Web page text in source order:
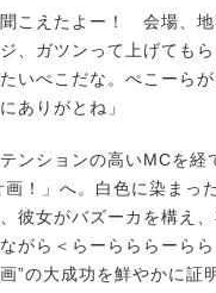
こえたよー！ 会場、
、ガツンって上げても
ぺこだな。ぺこーらが
ありがとね」
ンションの高いMCを経
！」へ。白色に染まっ
彼女がバズーカを構え
がら＜らーらららーら
”の大成功を鮮やかに証